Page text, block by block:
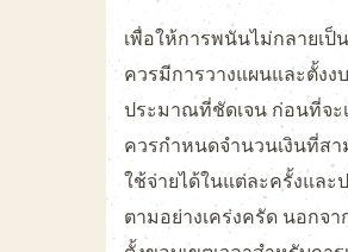
เพื่อให้การพนันไม่กลายเ
ควรมีการวางแผนและตั้งงบ
ประมาณที่ชัดเจน ก่อนที่จะ
ควรกำหนดจำนวนเงินที่สา
ใช้จ่ายได้ในแต่ละครั้งและ
ตามอย่างเคร่งครัด นอกจา